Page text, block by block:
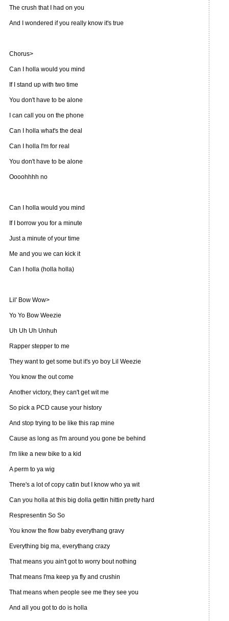
The crush that I had on you
And I wondered if you really know it's true
Chorus>
Can I holla would you mind
If I stand up with two time
You don't have to be alone
I can call you on the phone
Can I holla what's the deal
Can I holla I'm for real
You don't have to be alone
Oooohhhh no
Can I holla would you mind
If I borrow you for a minute
Just a minute of your time
Me and you we can kick it
Can I holla (holla holla)
Lil' Bow Wow>
Yo Yo Bow Weezie
Uh Uh Uh Unhuh
Rapper stepper to me
They want to get some but it's yo boy Lil Weezie
You know the out come
Another victory, they can't get wit me
So pick a PCD cause your history
And stop trying to be like this rap mine
Cause as long as I'm around you gone be behind
I'm like a new bike to a kid
A perm to ya wig
There's a lot of copy catin but I know who ya wit
Can you holla at this big dolla gettin hittin pretty hard
Respresentin So So
You know the flow baby everythang gravy
Everything big ma, everythang crazy
That means you ain't got to worry bout nothing
That means I'ma keep ya fly and crushin
That means when people see me they see you
And all you got to do is holla